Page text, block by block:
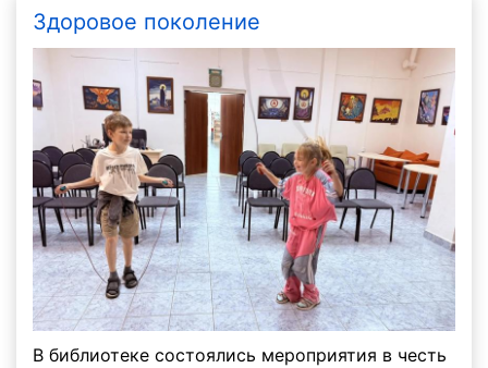
Здоровое поколение
В библиотеке состоялись мероприятия в честь